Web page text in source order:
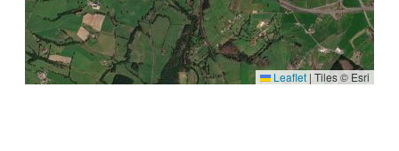
Leaflet | Tiles © Esri